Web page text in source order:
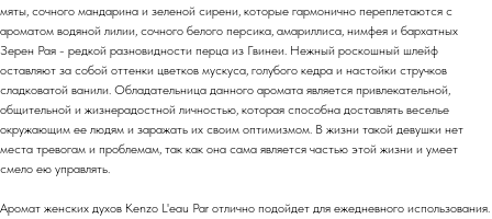
мяты, сочного мандарина и зеленой сирени, которые гармонично переплетаются с
ароматом водяной лилии, сочного белого персика, амариллиса, нимфея и бархатных
Зерен Рая - редкой разновидности перца из Гвинеи. Нежный роскошный шлейф
оставляют за собой оттенки цветков мускуса, голубого кедра и настойки стручков
сладковатой ванили. Обладательница данного аромата является привлекательной,
общительной и жизнерадостной личностью, которая способна доставлять веселье
окружающим ее людям и заражать их своим оптимизмом. В жизни такой девушки нет
места тревогам и проблемам, так как она сама является частью этой жизни и умеет
смело ею управлять.
Аромат женских духов Kenzo L'eau Par отлично подойдет для ежедневного использования.